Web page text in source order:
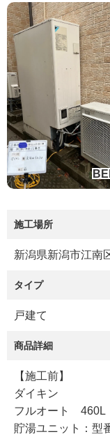
施工場所
新潟県新潟市江南
タイプ
戸建て
商品詳細
【施工前】
ダイキン
フルオート 460L
貯湯ユニット：型